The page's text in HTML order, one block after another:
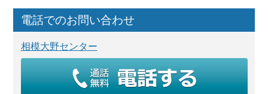
電話でのお問い合わせ
相模大野センター